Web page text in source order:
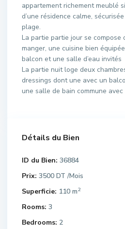
appartement richement meublé
d’une résidence calme,
plage.
La partie partie jour se compose
manger, une cuisine bien
balcon et une salle d’eau invités
La partie nuit loge deux
dressings dont une avec un
une salle de bain commune
Détails du Bien
ID du Bien: 36884
Prix: 3500 DT /Mois
Superficie: 110 m2
Rooms: 3
Bedrooms: 2